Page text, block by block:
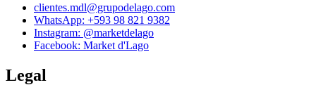
clientes.mdl@grupodelago.com
WhatsApp: +593 98 821 9382
Instagram: @marketdelago
Facebook: Market d'Lago
Legal